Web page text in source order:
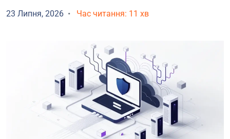
23 Липня, 2026 Час читання: 11 хв